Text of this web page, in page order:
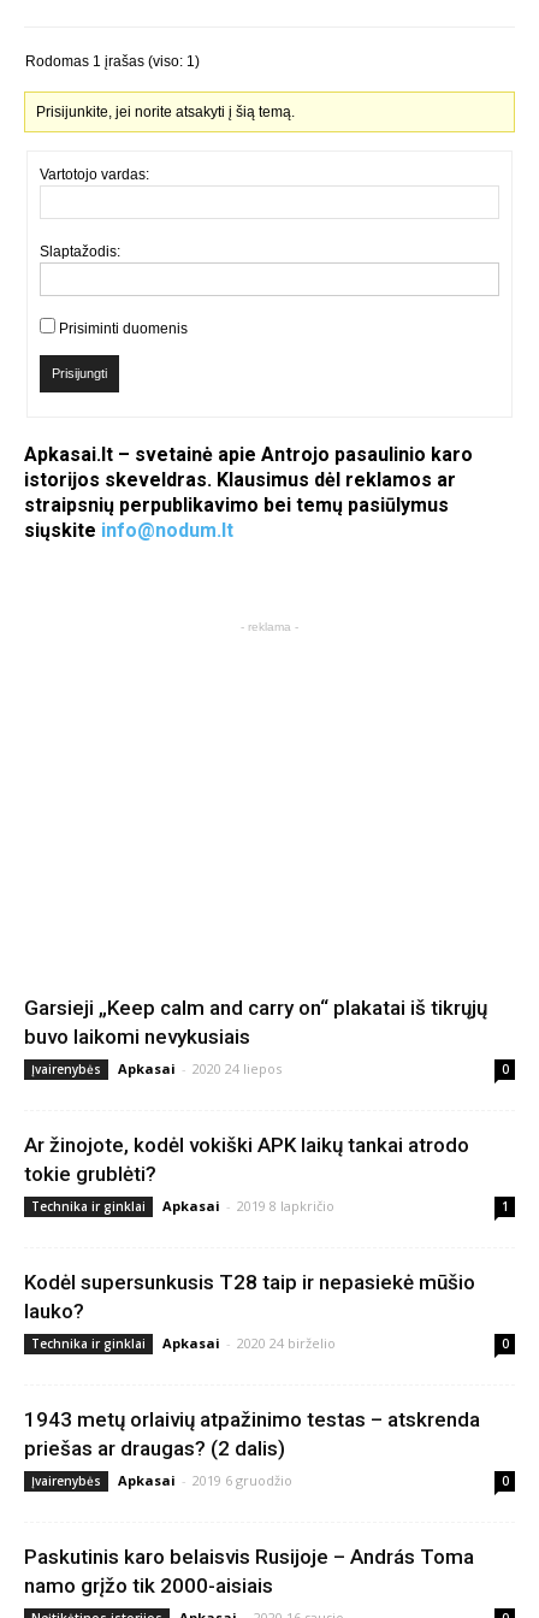
Rodomas 1 įrašas (viso: 1)
Prisijunkite, jei norite atsakyti į šią temą.
Vartotojo vardas:
Slaptažodis:
Prisiminti duomenis
Prisijungti
Apkasai.lt – svetainė apie Antrojo pasaulinio karo
istorijos skeveldras. Klausimus dėl reklamos ar
straipsnių perpublikavimo bei temų pasiūlymus
siųskite info@nodum.lt
- reklama -
Garsieji „Keep calm and carry on“ plakatai iš tikrųjų
buvo laikomi nevykusiais
Įvairenybės Apkasai - 2020 24 liepos 0
Ar žinojote, kodėl vokiški APK laikų tankai atrodo
tokie grublėti?
Technika ir ginklai Apkasai - 2019 8 lapkričio 1
Kodėl supersunkusis T28 taip ir nepasiekė mūšio
lauko?
Technika ir ginklai Apkasai - 2020 24 birželio 0
1943 metų orlaivių atpažinimo testas – atskrenda
priešas ar draugas? (2 dalis)
Įvairenybės Apkasai - 2019 6 gruodžio 0
Paskutinis karo belaisvis Rusijoje – András Toma
namo grįžo tik 2000-aisiais